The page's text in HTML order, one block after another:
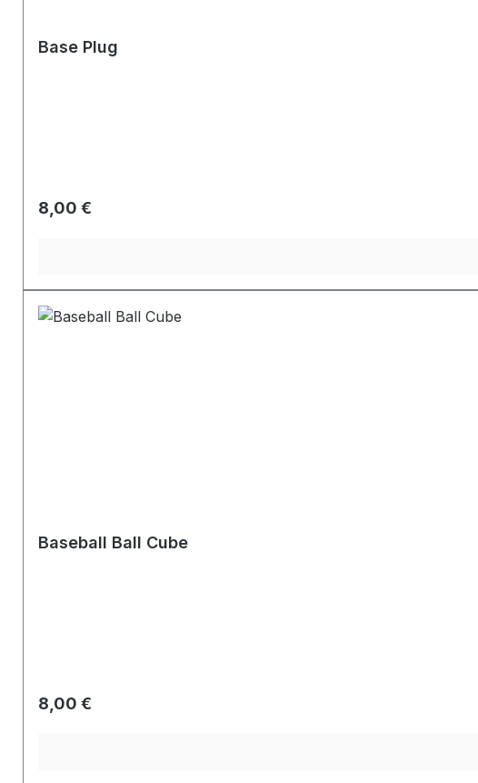
Base Plug
Regulärer Preis:
8,00 €
Baseball Ball Cube
Regulärer Preis:
8,00 €